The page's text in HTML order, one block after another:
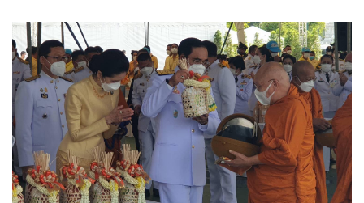
อดุลยเดชมหาราช บรมนาถบพิตร โดยมี นางสุขสมรวย วันทนี
ยกุล